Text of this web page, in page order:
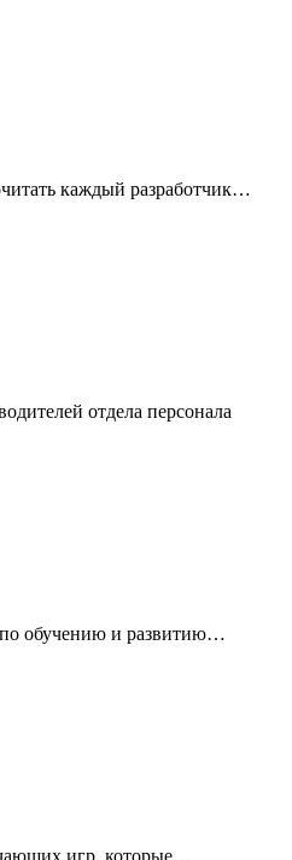
каждый разработчик…
отдела персонала
по обучению и развитию…